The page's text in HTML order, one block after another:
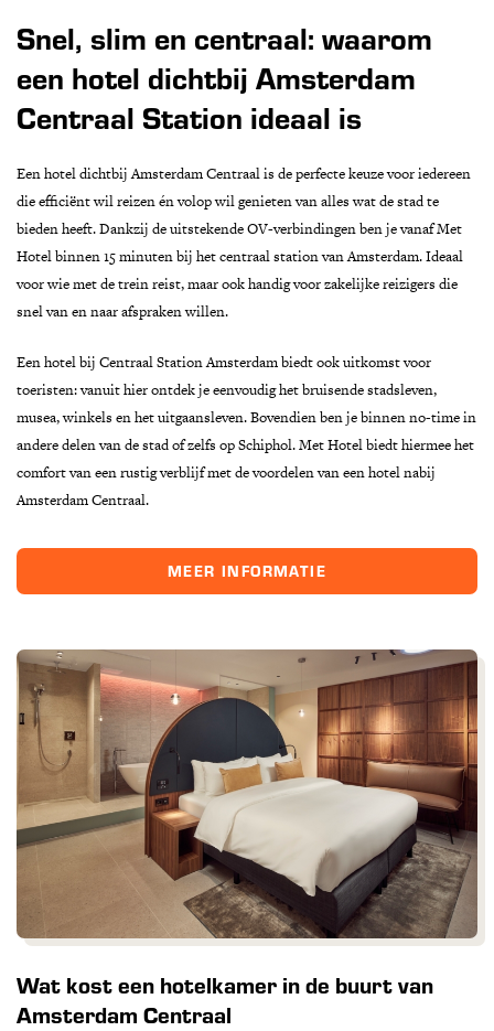
Snel, slim en centraal: waarom
een hotel dichtbij Amsterdam
Centraal Station ideaal is
Een hotel dichtbij Amsterdam Centraal is de perfecte keuze voor iedereen
die efficiënt wil reizen én volop wil genieten van alles wat de stad te
bieden heeft. Dankzij de uitstekende OV-verbindingen ben je vanaf Met
Hotel binnen 15 minuten bij het centraal station van Amsterdam. Ideaal
voor wie met de trein reist, maar ook handig voor zakelijke reizigers die
snel van en naar afspraken willen.
Een hotel bij Centraal Station Amsterdam biedt ook uitkomst voor
toeristen: vanuit hier ontdek je eenvoudig het bruisende stadsleven,
musea, winkels en het uitgaansleven. Bovendien ben je binnen no-time in
andere delen van de stad of zelfs op Schiphol. Met Hotel biedt hiermee het
comfort van een rustig verblijf met de voordelen van een hotel nabij
Amsterdam Centraal.
MEER INFORMATIE
Wat kost een hotelkamer in de buurt van
Amsterdam Centraal